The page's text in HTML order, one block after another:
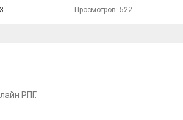
Просмотров: 522
РПГ.